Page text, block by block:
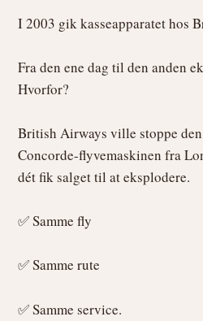
I 2003 gik kasseapparatet hos
Fra den ene dag til den anden
Hvorfor?
British Airways ville stoppe
Concorde-flyvemaskinen fra
dét fik salget til at eksplodere.
✅ Samme fly
✅ Samme rute
✅ Samme service.